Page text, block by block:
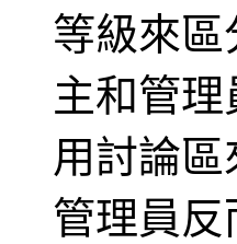
等級來
主和管
用討論
管理員